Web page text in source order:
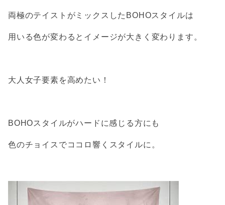
両極のテイストがミックスしたBOHOスタイルは
用いる色が変わるとイメージが大きく変わります。
大人女子要素を高めたい！
BOHOスタイルがハードに感じる方にも
色のチョイスでココロ響くスタイルに。